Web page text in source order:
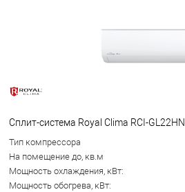
Сплит-система Royal Clima RCI-GL22HN
Тип компрессора
На помещение до, кв.м
Мощность охлаждения, кВт:
Мощность обогрева, кВт: